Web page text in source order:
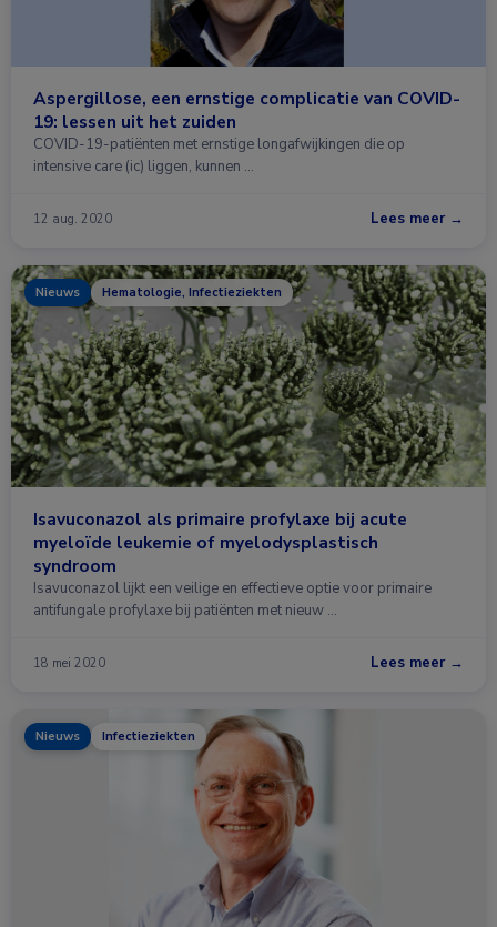
Aspergillose, een ernstige complicatie van COVID-
19: lessen uit het zuiden
COVID-19-patiënten met ernstige longafwijkingen die op
intensive care (ic) liggen, kunnen …
12 aug. 2020 Lees meer →
Nieuws Hematologie, Infectieziekten
Isavuconazol als primaire profylaxe bij acute
myeloïde leukemie of myelodysplastisch
syndroom
Isavuconazol lijkt een veilige en effectieve optie voor primaire
antifungale profylaxe bij patiënten met nieuw …
18 mei 2020 Lees meer →
Nieuws Infectieziekten